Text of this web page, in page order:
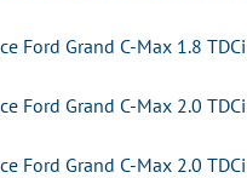
Ford Grand C-Max 1.8
Ford Grand C-Max 2.0
Ford Grand C-Max 2.0